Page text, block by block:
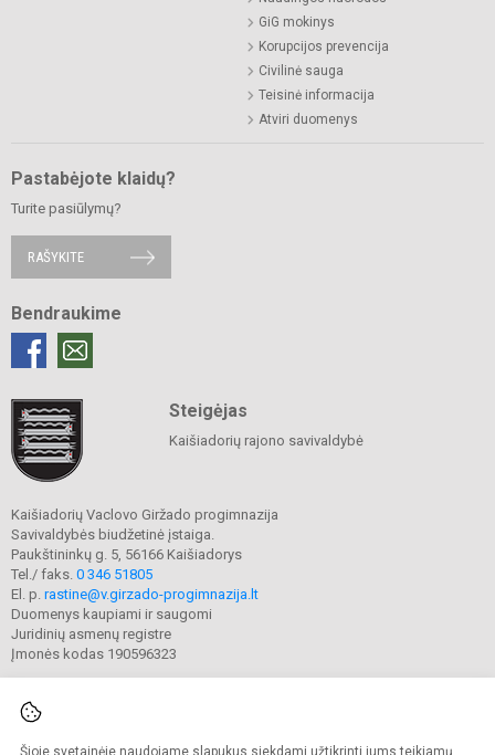
Šioje svetainėje naudojame slapukus siekdami užtikrinti jums teikiamų
GiG mokinys
Korupcijos prevencija
Civilinė sauga
Teisinė informacija
Atviri duomenys
Pastabėjote klaidų?
Turite pasiūlymų?
RAŠYKITE
Bendraukime
Steigėjas
Kaišiadorių rajono savivaldybė
Kaišiadorių Vaclovo Giržado progimnazija
Savivaldybės biudžetinė įstaiga.
Paukštininkų g. 5, 56166 Kaišiadorys
Tel./ faks. 0 346 51805
El. p. rastine@v.girzado-progimnazija.lt
Duomenys kaupiami ir saugomi
Juridinių asmenų registre
Įmonės kodas 190596323